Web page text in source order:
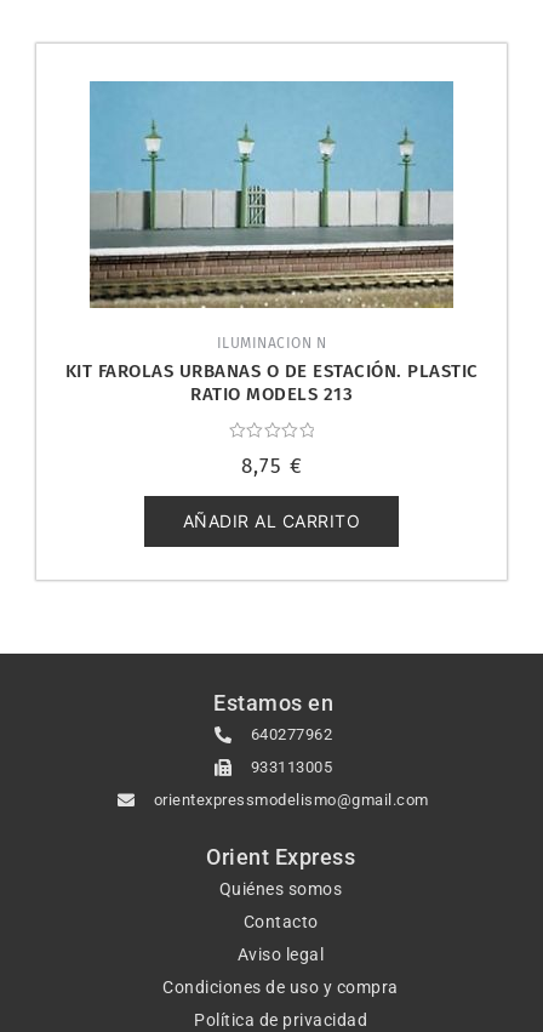
ILUMINACION N
KIT FAROLAS URBANAS O DE ESTACIÓN. PLASTIC
RATIO MODELS 213
con
de
5
8,75 €
AÑADIR AL CARRITO
Estamos en
640277962
933113005
orientexpressmodelismo@gmail.com
Orient Express
Quiénes somos
Contacto
Aviso legal
Condiciones de uso y compra
Política de privacidad